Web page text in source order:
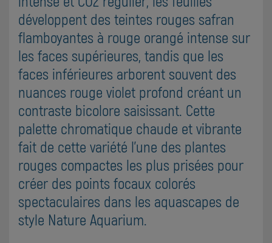
développent des teintes rouges safran
flamboyantes à rouge orangé intense sur
les faces supérieures, tandis que les
faces inférieures arborent souvent des
nuances rouge violet profond créant un
contraste bicolore saisissant. Cette
palette chromatique chaude et vibrante
fait de cette variété l'une des plantes
rouges compactes les plus prisées pour
créer des points focaux colorés
spectaculaires dans les aquascapes de
style Nature Aquarium.